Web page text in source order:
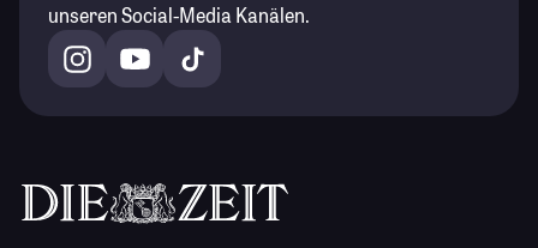
unseren Social-Media Kanälen.